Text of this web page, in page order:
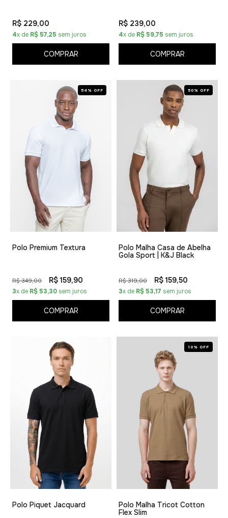
R$ 229,00
4x de R$ 57,25 sem juros
COMPRAR
R$ 239,00
4x de R$ 59,75 sem juros
COMPRAR
54% OFF
Polo Premium Textura
R$ 349,00 R$ 159,90
3x de R$ 53,30 sem juros
COMPRAR
50% OFF
Polo Malha Casa de Abelha
Gola Sport | K&J Black
R$ 319,00 R$ 159,50
3x de R$ 53,17 sem juros
COMPRAR
Polo Piquet Jacquard
10% OFF
Polo Malha Tricot Cotton
Flex Slim